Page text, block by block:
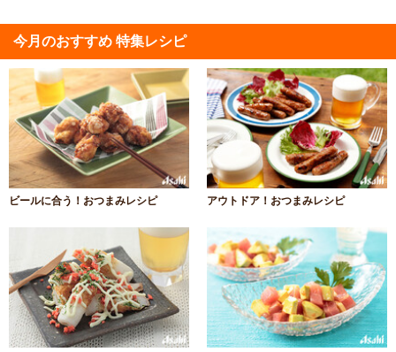
今月のおすすめ 特集レシピ
ビールに合う！おつまみレシピ アウトドア！おつまみレシピ